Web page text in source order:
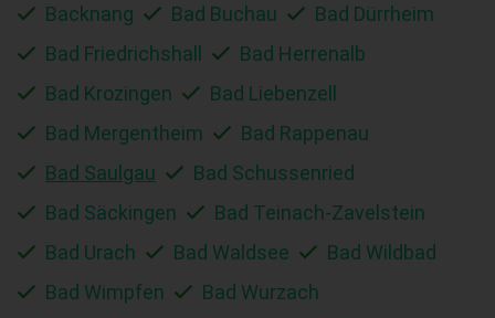
Backnang Bad Buchau
Bad Dürrheim
Bad Friedrichshall
Bad Herrenalb
Bad Krozingen
Bad Liebenzell
Bad Mergentheim
Bad Rappenau
Bad Saulgau
Bad Schussenried
Bad Säckingen
Bad Teinach-Zavelstein
Bad Urach
Bad Waldsee
Bad Wildbad
Bad Wimpfen
Bad Wurzach